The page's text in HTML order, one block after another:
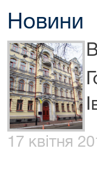
Новини
17 квітня